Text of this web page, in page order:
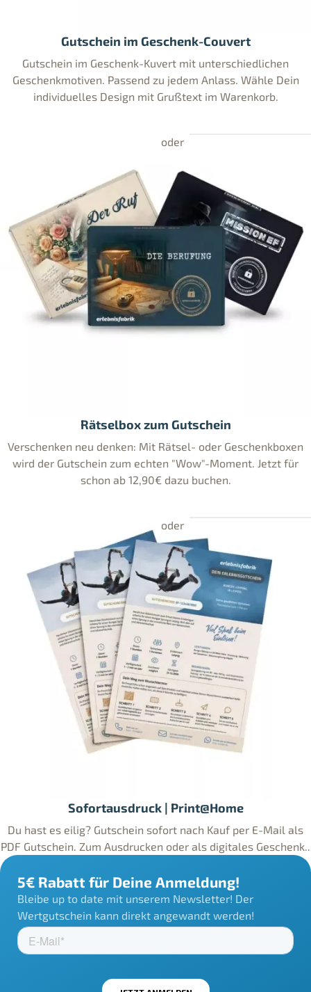
Gutschein im Geschenk-Couvert
Gutschein im Geschenk-Kuvert mit unterschiedlichen
Geschenkmotiven. Passend zu jedem Anlass. Wähle Dein
individuelles Design mit Grußtext im Warenkorb.
Rätselbox zum Gutschein
Verschenken neu denken: Mit Rätsel- oder Geschenkboxen
wird der Gutschein zum echten "Wow"-Moment. Jetzt für
schon ab 12,90€ dazu buchen.
Sofortausdruck | Print@Home
Du hast es eilig? Gutschein sofort nach Kauf per E-Mail als
PDF Gutschein. Zum Ausdrucken oder als digitales Geschenk..
5€ Rabatt für Deine Anmeldung!
Bleibe up to date mit unserem Newsletter! Der
Wertgutschein kann direkt angewandt werden!